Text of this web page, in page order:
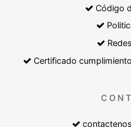
Código
Certificado